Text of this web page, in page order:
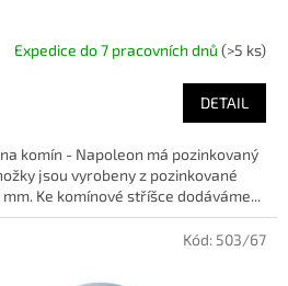
Expedice do 7 pracovních dnů (>5 ks)
DETAIL
komín - Napoleon má pozinkovaný
jsou vyrobeny z pozinkované
Ke komínové stříšce dodáváme...
Kód: 503/67